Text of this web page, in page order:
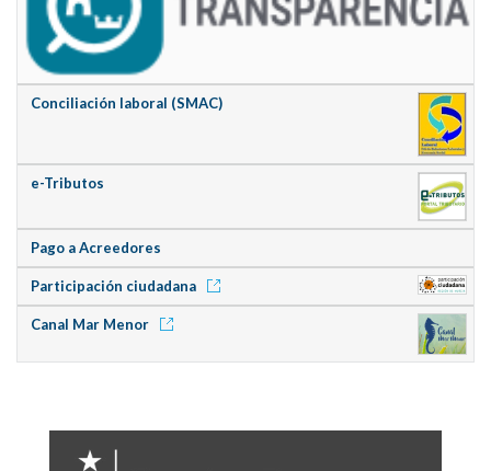
Conciliación laboral (SMAC)
e-Tributos
Pago a Acreedores
Participación ciudadana
Canal Mar Menor